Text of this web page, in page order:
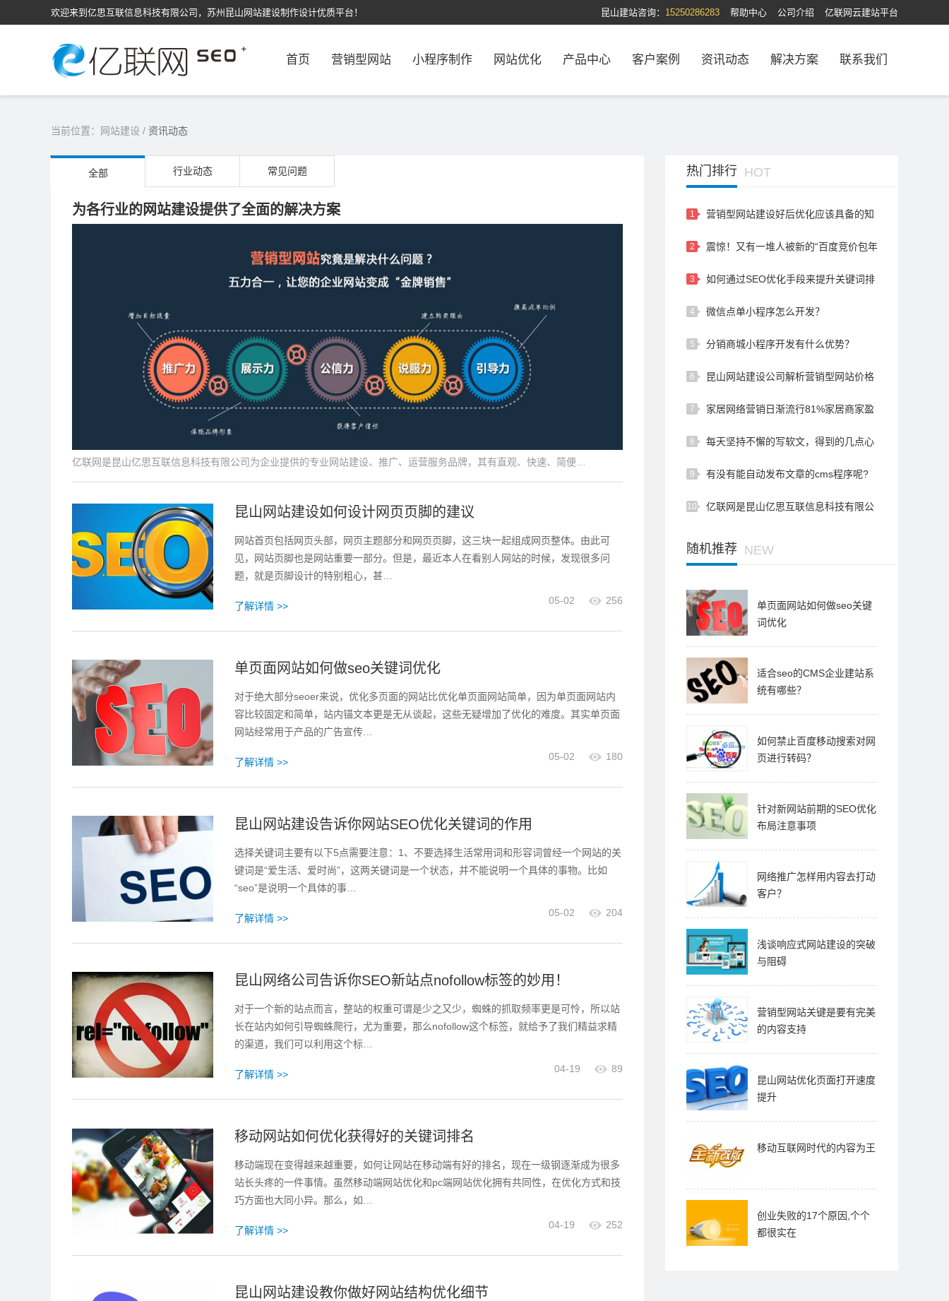
欢迎来到亿思互联信息科技有限公司，苏州昆山网站建设制作设计优质平台！ 亿联网云建站平台
公司介绍
帮助中心
昆山建站咨询： 15250286283
首页 营销型网站 小程序制作 网站优化 产品中心 客户案例 资讯动态 解决方案 联系我们
当前位置： 网站建设 / 资讯动态
全部 行业动态 常见问题
为各行业的网站建设提供了全面的解决方案
亿联网是昆山亿思互联信息科技有限公司为企业提供的专业网站建设、推广、运营服务品牌，其有直观、快速、简便…
昆山网站建设如何设计网页页脚的建议
网站首页包括网页头部，网页主题部分和网页页脚，这三块一起组成网页整体。由此可
见，网站页脚也是网站重要一部分。但是，最近本人在看别人网站的时候，发现很多问
题，就是页脚设计的特别粗心，甚…
了解详情 >> 05-02 256
单页面网站如何做seo关键词优化
对于绝大部分seoer来说，优化多页面的网站比优化单页面网站简单，因为单页面网站内
容比较固定和简单，站内锚文本更是无从谈起，这些无疑增加了优化的难度。其实单页面
网站经常用于产品的广告宣传…
了解详情 >> 05-02 180
昆山网站建设告诉你网站SEO优化关键词的作用
选择关键词主要有以下5点需要注意：1、不要选择生活常用词和形容词曾经一个网站的关
键词是“爱生活、爱时尚”，这两关键词是一个状态，并不能说明一个具体的事物。比如
“seo”是说明一个具体的事…
了解详情 >> 05-02 204
昆山网络公司告诉你SEO新站点nofollow标签的妙用！
对于一个新的站点而言，整站的权重可谓是少之又少，蜘蛛的抓取频率更是可怜，所以站
长在站内如何引导蜘蛛爬行，尤为重要，那么nofollow这个标签，就给予了我们精益求精
的渠道，我们可以利用这个标…
了解详情 >> 04-19 89
移动网站如何优化获得好的关键词排名
移动端现在变得越来越重要，如何让网站在移动端有好的排名，现在一级钢逐渐成为很多
站长头疼的一件事情。虽然移动端网站优化和pc端网站优化拥有共同性，在优化方式和技
巧方面也大同小异。那么，如…
了解详情 >> 04-19 252
昆山网站建设教你做好网站结构优化细节
热门排行 HOT
1 营销型网站建设好后优化应该具备的知
识和技巧
2 震惊！又有一堆人被新的“百度竞价包年
骗局”骗倒了，大家要警惕…
3 如何通过SEO优化手段来提升关键词排
名？
4 微信点单小程序怎么开发？
5 分销商城小程序开发有什么优势？
6 昆山网站建设公司解析营销型网站价格
比普通网站贵的原因！
7 家居网络营销日渐流行81%家居商家盈
利
8 每天坚持不懈的写软文，得到的几点心
得感悟
9 有没有能自动发布文章的cms程序呢?
10 亿联网是昆山亿思互联信息科技有限公
随机推荐 NEW
单页面网站如何做seo关键
词优化
适合seo的CMS企业建站系
统有哪些？
如何禁止百度移动搜索对网
页进行转码？
针对新网站前期的SEO优化
布局注意事项
网络推广怎样用内容去打动
客户？
浅谈响应式网站建设的突破
与阻碍
营销型网站关键是要有完美
的内容支持
昆山网站优化页面打开速度
提升
移动互联网时代的内容为王
创业失败的17个原因,个个
都很实在